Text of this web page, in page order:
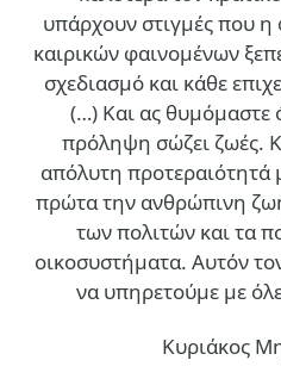
υπάρχουν στιγμές που
καιρικών φαινομένων
σχεδιασμό και κάθε
(…) Και ας θυμόμαστε
πρόληψη σώζει ζωές.
απόλυτη προτεραιότητά
πρώτα την ανθρώπινη
των πολιτών και τα
οικοσυστήματα. Αυτόν
να υπηρετούμε με
Κυριάκος